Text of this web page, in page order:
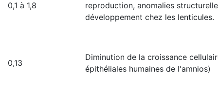
0,1 à 1,8
reproduction, anomalies
développement chez les lenticules.
0,13
Diminution de la croissance
épithéliales humaines de l'amnios)